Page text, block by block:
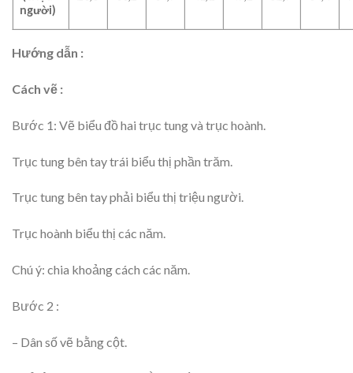
người)
Hướng dẫn :
Cách vẽ :
Bước 1: Vẽ biểu đồ hai trục tung và trục hoành.
Trục tung bên tay trái biểu thị phần trăm.
Trục tung bên tay phải biểu thị triệu người.
Trục hoành biểu thị các năm.
Chú ý: chia khoảng cách các năm.
Bước 2 :
– Dân số vẽ bằng cột.